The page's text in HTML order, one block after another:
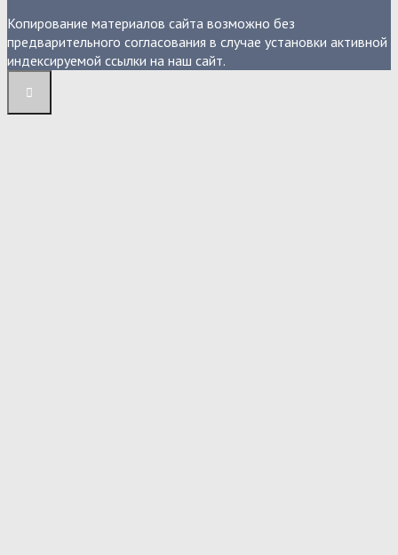
Копирование материалов сайта возможно без
предварительного согласования в случае установки активной
индексируемой ссылки на наш сайт.